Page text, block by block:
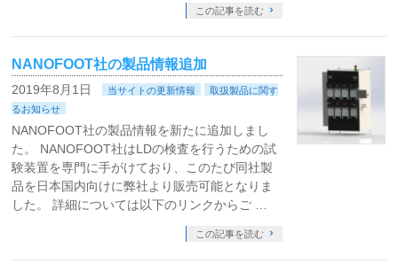
この記事を読む
NANOFOOT社の製品情報追加
2019年8月1日 当サイトの更新情報
取扱製品に関す
るお知らせ
NANOFOOT社の製品情報を新たに追加しまし
た。 NANOFOOT社はLDの検査を行うための試
験装置を専門に手がけており、このたび同社製
品を日本国内向けに弊社より販売可能となりま
した。 詳細については以下のリンクからご …
この記事を読む